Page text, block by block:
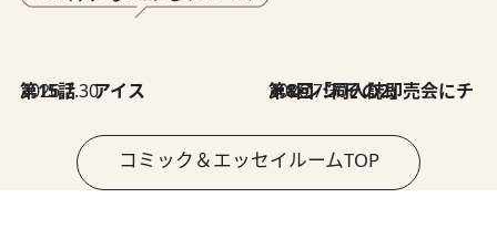
2026.7.30
第15話 アイス 2026.7.30
第8回「同人誌即売会にチャレンジ その2」
コミック＆エッセイルームTOP